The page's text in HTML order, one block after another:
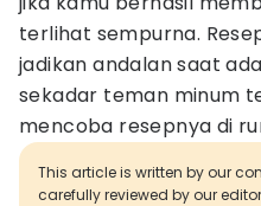
terlihat sempurna.
jadikan andalan saat
sekadar teman minum
mencoba resepnya di
This article is written by our
carefully reviewed by our